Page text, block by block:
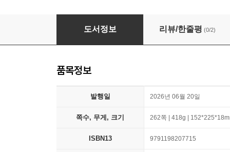
비트스플릿
도서정보 리뷰/한줄평 (0/2)
품목정보
발행일 2026년 06월 20일
쪽수, 무게, 크기 262쪽 | 418g |
ISBN13 9791198207715